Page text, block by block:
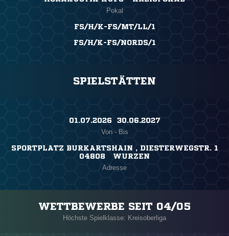
Pokal
FS/H/K-FS/MT/LL/1
FS/H/K-FS/NORDS/1
SPIELSTÄTTEN
01.07.2026 ​ 30.06.2027
Von - Bis
SPORTPLATZ BURKARTSHAIN , DIESTERWEGSTR. 1
04808 WURZEN
Adresse
WETTBEWERBE SEIT 04/05
Höchste Spielklasse: Kreisoberliga